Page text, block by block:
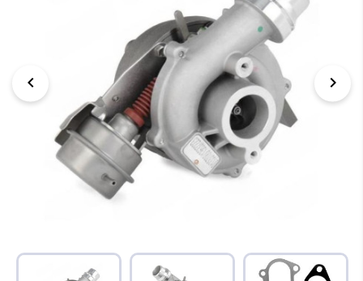
chevron_left chevron_right